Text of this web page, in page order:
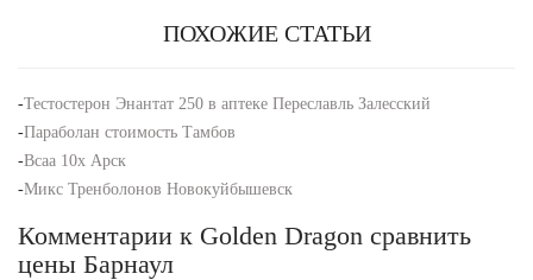
ПОХОЖИЕ СТАТЬИ
-Тестостерон Энантат 250 в аптеке Переславль Залесский
-Параболан стоимость Тамбов
-Bcaa 10x Арск
-Микс Тренболонов Новокуйбышевск
Комментарии к Golden Dragon сравнить
цены Барнаул